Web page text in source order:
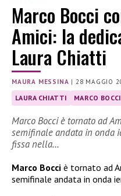
Marco Bocci
Amici: la
Laura Chiatti
MAURA MESSINA | 28 MAGGIO
LAURA CHIATTI MARCO BOCCI
Marco Bocci è tornato ad
semifinale andata in onda
fissa nella…
Marco Bocci è tornato ad
semifinale andata in onda